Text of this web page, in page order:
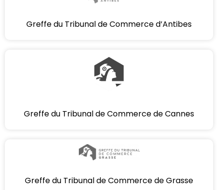
Greffe du Tribunal de Commerce d’Antibes
Greffe du Tribunal de Commerce de Cannes
Greffe du Tribunal de Commerce de Grasse